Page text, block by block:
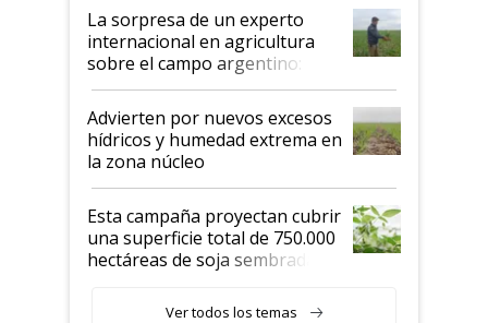
La sorpresa de un experto
internacional en agricultura
sobre el campo argentino:
"Estoy muy impresionado"
Advierten por nuevos excesos
hídricos y humedad extrema en
la zona núcleo
Esta campaña proyectan cubrir
una superficie total de 750.000
hectáreas de soja sembradas
variedades que marcan un
Ver todos los temas